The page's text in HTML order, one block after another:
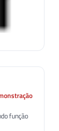
função